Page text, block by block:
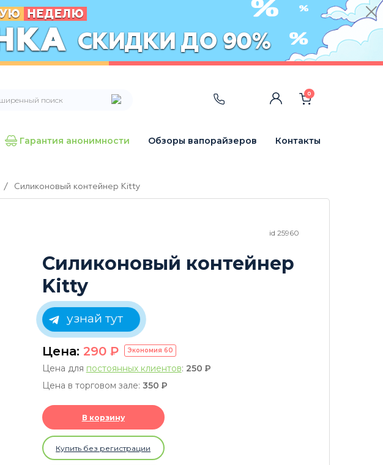
0
Гарантия анонимности Обзоры вапорайзеров Контакты
/ Силиконовый контейнер Kitty
id 25960
Силиконовый контейнер
Kitty
узнай тут
Цена: 290 P Экономия 60
Цена для постоянных клиентов: 250 P
Цена в торговом зале: 350 P
В корзину
Купить без регистрации